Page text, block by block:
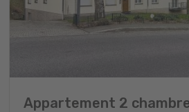
Appartement 2